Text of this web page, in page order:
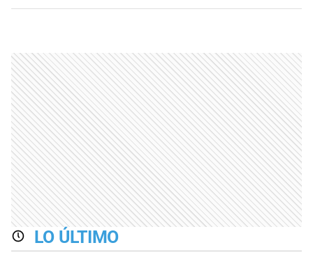
LO ÚLTIMO